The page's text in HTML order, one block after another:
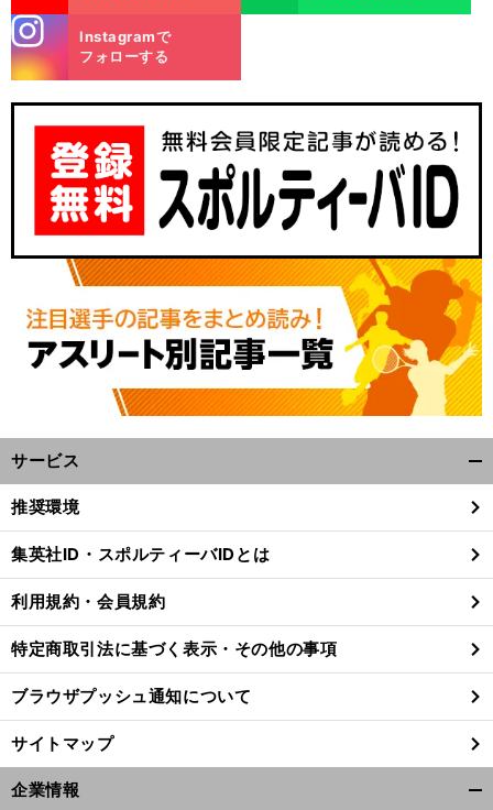
m
Instagramで
フォローする
サービス
閉
る
推奨環境
集英社ID・スポルティーバIDとは
利用規約・会員規約
特定商取引法に基づく表示・その他の事項
ブラウザプッシュ通知について
サイトマップ
企業情報